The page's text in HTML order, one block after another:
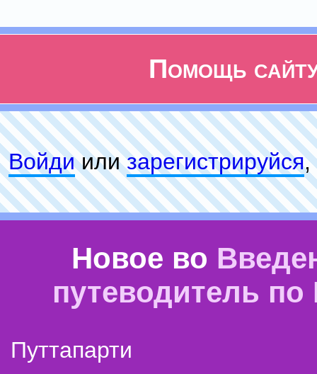
Помощь
Войдиилизарeгиcтpируйся,
Новое во
путеводитель
Путтапарти